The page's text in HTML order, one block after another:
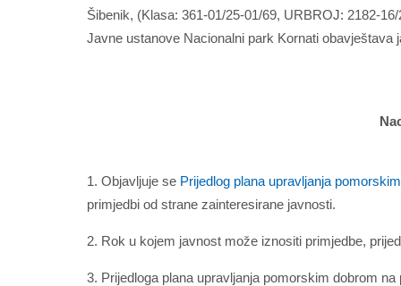
Šibenik, (Klasa: 361-01/25-01/69, URBROJ: 2182-
Javne ustanove Nacionalni park Kornati obavještava
1. Objavljuje se Prijedlog plana upravljanja
primjedbi od strane zainteresirane javnosti.
2. Rok u kojem javnost može iznositi primjedbe,
3. Prijedloga plana upravljanja pomorskim dobrom